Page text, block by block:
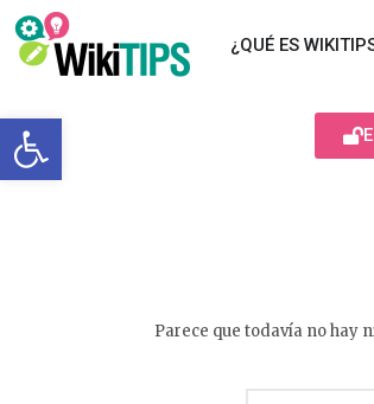
Abrir barra de
¿QUÉ ES
Parece que todavía no hay